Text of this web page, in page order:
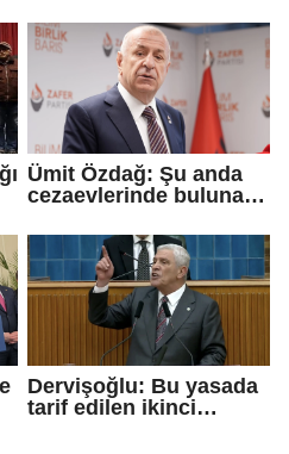
Ümit Özdağ: Şu anda
cezaevlerinde bulunan
ne?
Dervişoğlu: Bu yasada
tarif edilen ikinci